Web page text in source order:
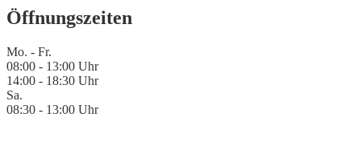
Öffnungszeiten
Mo. - Fr.
08:00 - 13:00 Uhr
14:00 - 18:30 Uhr
Sa.
08:30 - 13:00 Uhr